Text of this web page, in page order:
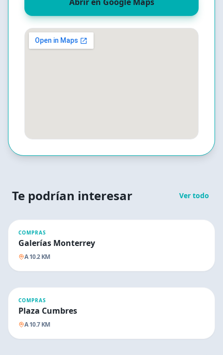
Te podrían interesar Ver todo
COMPRAS
Galerías Monterrey
A10.2KM
COMPRAS
Plaza Cumbres
A10.7KM